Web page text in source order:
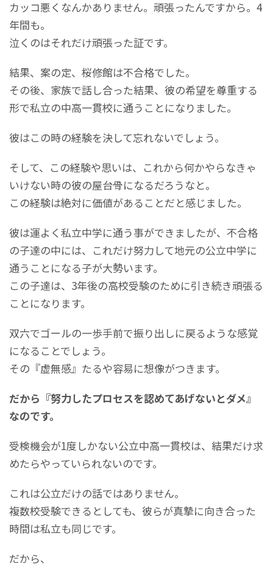
カッコ悪くなんかありません。頑張ったんですから。4
年間も。
泣くのはそれだけ頑張った証です。
結果、案の定、桜修館は不合格でした。
その後、家族で話し合った結果、彼の希望を尊重する
形で私立の中高一貫校に通うことになりました。
彼はこの時の経験を決して忘れないでしょう。
そして、この経験や思いは、これから何かやらなきゃ
いけない時の彼の屋台骨になるだろうなと。
この経験は絶対に価値があることだと感じました。
彼は運よく私立中学に通う事ができましたが、不合格
の子達の中には、これだけ努力して地元の公立中学に
通うことになる子が大勢います。
この子達は、3年後の高校受験のために引き続き頑張る
ことになります。
双六でゴールの一歩手前で振り出しに戻るような感覚
になることでしょう。
その『虚無感』たるや容易に想像がつきます。
だから『努力したプロセスを認めてあげないとダメ』
なのです。
受検機会が1度しかない公立中高一貫校は、結果だけ求
めたらやっていられないのです。
これは公立だけの話ではありません。
複数校受験できるとしても、彼らが真摯に向き合った
時間は私立も同じです。
だから、